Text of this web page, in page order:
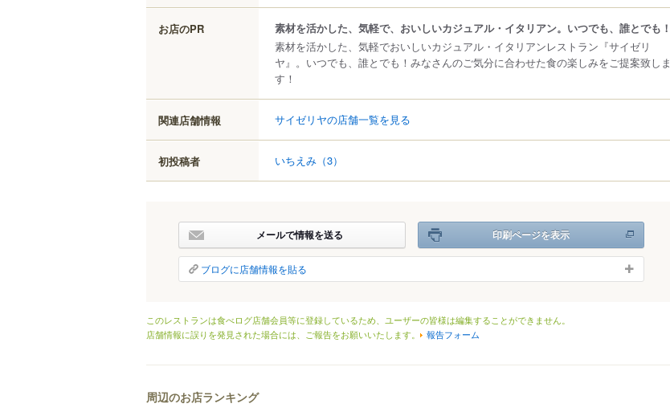
お店のPR
素材を活かした、気軽で、おいしいカジュアル・イタリアン。いつでも、誰とでも！
素材を活かした、気軽でおいしいカジュアル・イタリアンレストラン『サイゼリ
ヤ』。いつでも、誰とでも！みなさんのご気分に合わせた食の楽しみをご提案致しま
す！
関連店舗情報 サイゼリヤの店舗一覧を見る
初投稿者 いちえみ （3）
メールで情報を送る 印刷ページを表示
ブログに店舗情報を貼る
このレストランは食べログ店舗会員等に登録しているため、ユーザーの皆様は編集することができません。
店舗情報に誤りを発見された場合には、ご報告をお願いいたします。
報告フォーム
周辺のお店ランキング